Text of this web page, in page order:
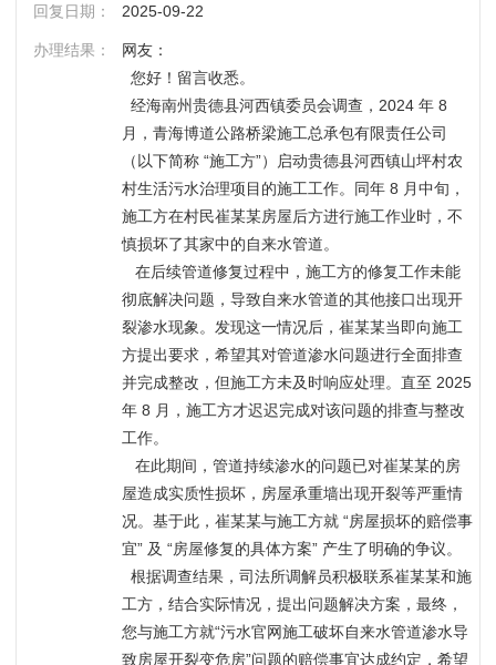
回复日期： 2025-09-22
办理结果：
网友：
您好！留言收悉。
经海南州贵德县河西镇委员会调查，2024 年 8
月，青海博道公路桥梁施工总承包有限责任公司
（以下简称 “施工方”）启动贵德县河西镇山坪村农
村生活污水治理项目的施工工作。同年 8 月中旬，
施工方在村民崔某某房屋后方进行施工作业时，不
慎损坏了其家中的自来水管道。
在后续管道修复过程中，施工方的修复工作未能
彻底解决问题，导致自来水管道的其他接口出现开
裂渗水现象。发现这一情况后，崔某某当即向施工
方提出要求，希望其对管道渗水问题进行全面排查
并完成整改，但施工方未及时响应处理。直至 2025
年 8 月，施工方才迟迟完成对该问题的排查与整改
工作。
在此期间，管道持续渗水的问题已对崔某某的房
屋造成实质性损坏，房屋承重墙出现开裂等严重情
况。基于此，崔某某与施工方就 “房屋损坏的赔偿事
宜” 及 “房屋修复的具体方案” 产生了明确的争议。
根据调查结果，司法所调解员积极联系崔某某和施
工方，结合实际情况，提出问题解决方案，最终，
您与施工方就“污水官网施工破坏自来水管道渗水导
致房屋开裂变危房”问题的赔偿事宜达成约定，希望